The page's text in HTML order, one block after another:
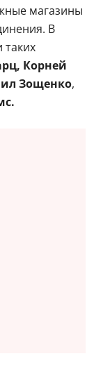
магазины
В
таких
Корней
Зощенко,